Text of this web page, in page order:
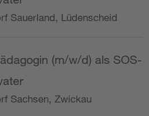
Sauerland, Lüdenscheid
(m/w/d) als SOS-
Sachsen, Zwickau